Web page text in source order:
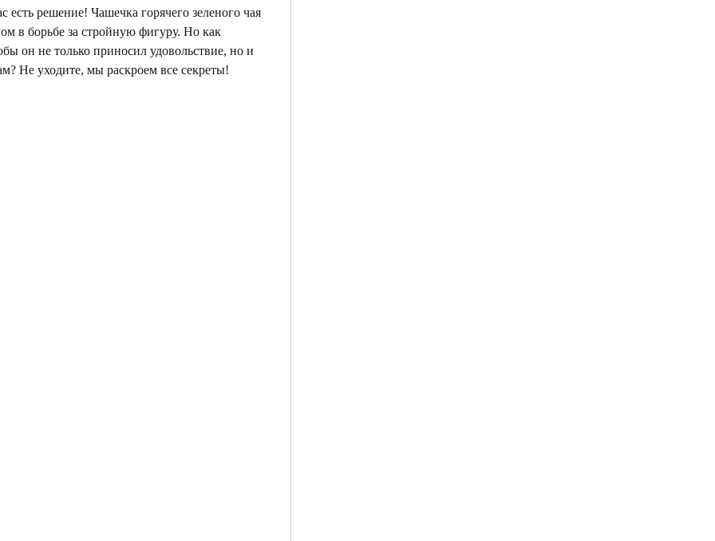
решение! Чашечка горячего зеленого чая
в борьбе за стройную фигуру. Но как
он не только приносил удовольствие, но и
Не уходите, мы раскроем все секреты!